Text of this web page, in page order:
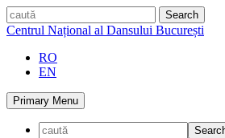
Skip
to
caută
Centrul Național al Dansului București
RO
EN
Primary Menu